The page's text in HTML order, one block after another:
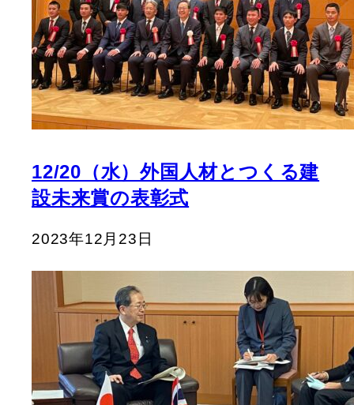
12/20（水）外国人材とつくる建
設未来賞の表彰式
2023年12月23日